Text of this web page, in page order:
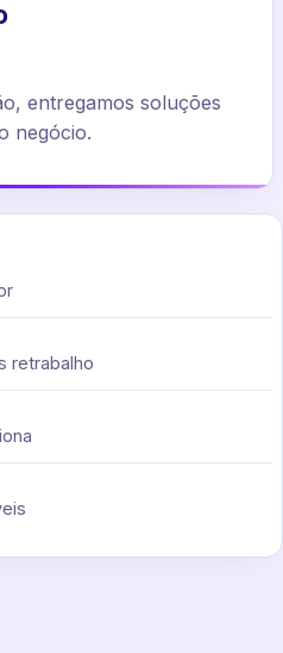
entregamos soluções
negócio.
retrabalho